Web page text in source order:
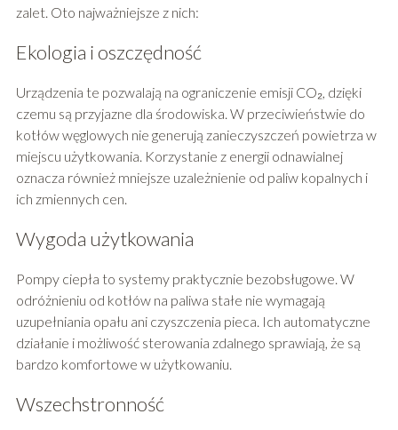
zalet. Oto najważniejsze z nich:
Ekologia i oszczędność
Urządzenia te pozwalają na ograniczenie emisji CO₂, dzięki
czemu są przyjazne dla środowiska. W przeciwieństwie do
kotłów węglowych nie generują zanieczyszczeń powietrza w
miejscu użytkowania. Korzystanie z energii odnawialnej
oznacza również mniejsze uzależnienie od paliw kopalnych i
ich zmiennych cen.
Wygoda użytkowania
Pompy ciepła to systemy praktycznie bezobsługowe. W
odróżnieniu od kotłów na paliwa stałe nie wymagają
uzupełniania opału ani czyszczenia pieca. Ich automatyczne
działanie i możliwość sterowania zdalnego sprawiają, że są
bardzo komfortowe w użytkowaniu.
Wszechstronność